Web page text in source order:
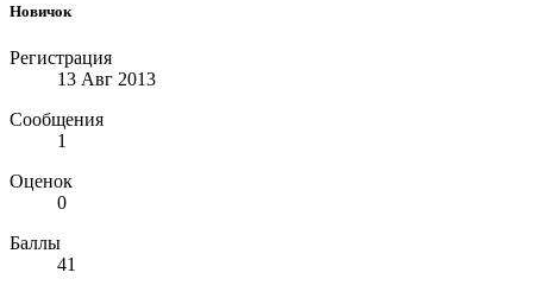
Новичок
Регистрация
13 Авг 2013
Сообщения
1
Оценок
0
Баллы
41